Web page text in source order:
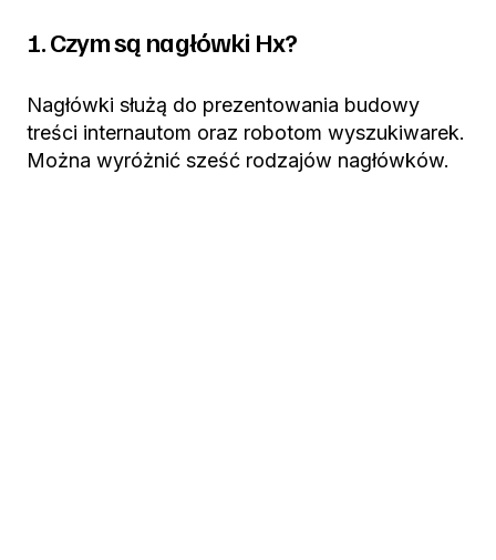
1. Czym są nagłówki Hx?
Nagłówki służą do prezentowania budowy
treści internautom oraz robotom wyszukiwarek.
Można wyróżnić sześć rodzajów nagłówków.